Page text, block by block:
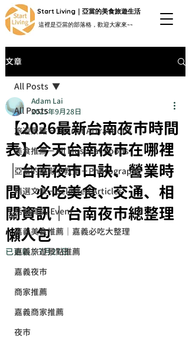
Start Living｜亞當的美食旅遊生活
這裡是亞當的部落格，歡迎大家來~~
文章
All Posts
旅遊景點－Tourist Attractions
美食推薦－All Must Eat Foods
亞當的攝影小教室－Photography
精選文章－Selected Articles
活動資訊-Event
嘉義美食推薦｜嘉義必吃大整理
嘉義旅遊景點推薦
嘉義夜市
商家推薦
嘉義商家推薦
夜市
All Posts
【2026最新台南夜市時間
表】今天台南夜市在哪裡
｜台南夜市口訣、營業時
間、必吃美食、交通、相
關資訊｜台南夜市總整理
懶人包
Adam Lai
2025年9月28日
已更新：7月27日